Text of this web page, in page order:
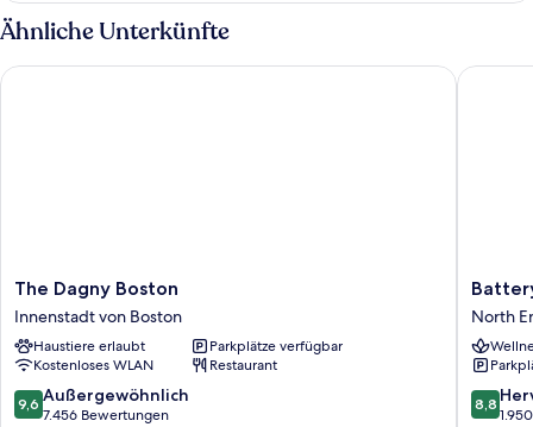
anzeigen
1
Schlafzimmer,
Hafenblick
(Access
Ähnliche Unterkünfte
The
Dagny
Boston
Innenstadt
von
Boston
The Dagny Boston
Innenstadt von Boston
Haustiere erlaubt
Parkplätze verfügbar
Kostenloses WLAN
Restaurant
9.6
von
9,6 Außergewöhnlich
7.456 Bewertungen
The Dagny Boston
Battery
Wharf
Hotel,
Boston
North
End
North
8.8
von
8,8
Battery